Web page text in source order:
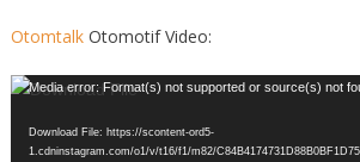
OtomtalkOtomotif Video:
Video
Media error: Format(s) not supported or source(s) not
Download File: https://scontent-ord5-
1.cdninstagram.com/o1/v/t16/f1/m82/